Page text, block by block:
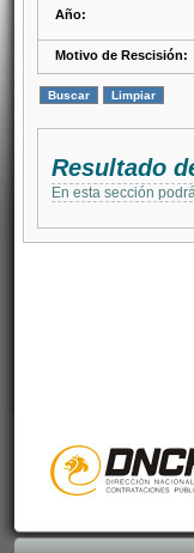
Año:
Motivo de Rescisión:
Resultado
En esta sección